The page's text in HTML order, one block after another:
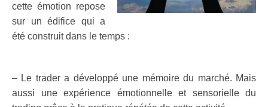
cette émotion repose
sur un édifice qui a
été construit dans le temps :
– Le trader a développé une mémoire du marché. Mais
aussi une expérience émotionnelle et sensorielle du